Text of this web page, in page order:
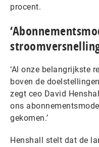
procent.
‘Al onze belangrijkste
boven de
zegt ceo David
ons
gekomen.’
Henshall stelt dat de